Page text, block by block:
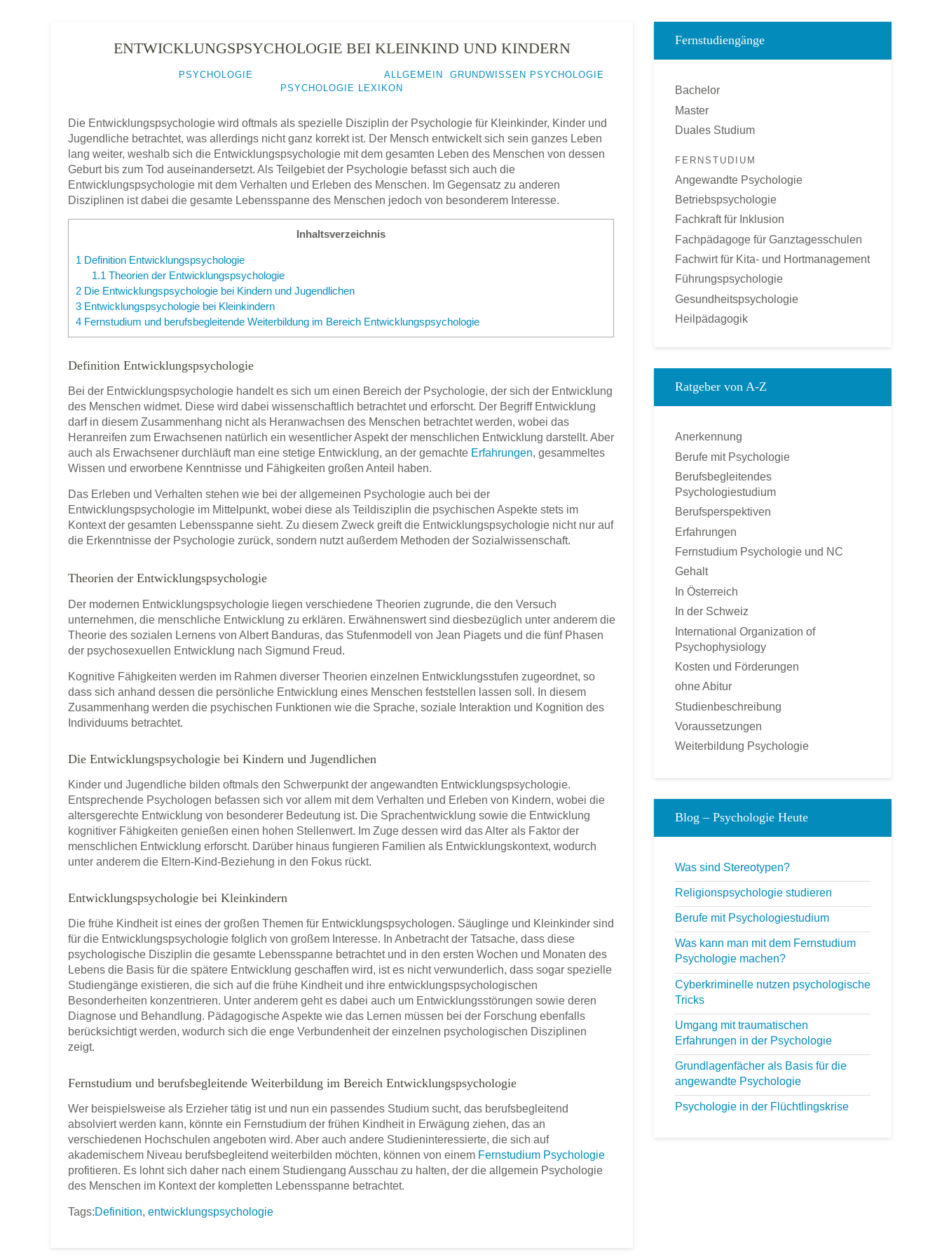
ENTWICKLUNGSPSYCHOLOGIE BEI KLEINKIND UND KINDERN
PSYCHOLOGIE ALLGEMEIN GRUNDWISSEN PSYCHOLOGIE
PSYCHOLOGIE LEXIKON
Die Entwicklungspsychologie wird oftmals als spezielle Disziplin der Psychologie für Kleinkinder, Kinder und
Jugendliche betrachtet, was allerdings nicht ganz korrekt ist. Der Mensch entwickelt sich sein ganzes Leben
lang weiter, weshalb sich die Entwicklungspsychologie mit dem gesamten Leben des Menschen von dessen
Geburt bis zum Tod auseinandersetzt. Als Teilgebiet der Psychologie befasst sich auch die
Entwicklungspsychologie mit dem Verhalten und Erleben des Menschen. Im Gegensatz zu anderen
Disziplinen ist dabei die gesamte Lebensspanne des Menschen jedoch von besonderem Interesse.
Inhaltsverzeichnis
1 Definition Entwicklungspsychologie
1.1 Theorien der Entwicklungspsychologie
2 Die Entwicklungspsychologie bei Kindern und Jugendlichen
3 Entwicklungspsychologie bei Kleinkindern
4 Fernstudium und berufsbegleitende Weiterbildung im Bereich Entwicklungspsychologie
Definition Entwicklungspsychologie
Bei der Entwicklungspsychologie handelt es sich um einen Bereich der Psychologie, der sich der Entwicklung
des Menschen widmet. Diese wird dabei wissenschaftlich betrachtet und erforscht. Der Begriff Entwicklung
darf in diesem Zusammenhang nicht als Heranwachsen des Menschen betrachtet werden, wobei das
Heranreifen zum Erwachsenen natürlich ein wesentlicher Aspekt der menschlichen Entwicklung darstellt. Aber
auch als Erwachsener durchläuft man eine stetige Entwicklung, an der gemachte Erfahrungen, gesammeltes
Wissen und erworbene Kenntnisse und Fähigkeiten großen Anteil haben.
Das Erleben und Verhalten stehen wie bei der allgemeinen Psychologie auch bei der
Entwicklungspsychologie im Mittelpunkt, wobei diese als Teildisziplin die psychischen Aspekte stets im
Kontext der gesamten Lebensspanne sieht. Zu diesem Zweck greift die Entwicklungspsychologie nicht nur auf
die Erkenntnisse der Psychologie zurück, sondern nutzt außerdem Methoden der Sozialwissenschaft.
Theorien der Entwicklungspsychologie
Der modernen Entwicklungspsychologie liegen verschiedene Theorien zugrunde, die den Versuch
unternehmen, die menschliche Entwicklung zu erklären. Erwähnenswert sind diesbezüglich unter anderem die
Theorie des sozialen Lernens von Albert Banduras, das Stufenmodell von Jean Piagets und die fünf Phasen
der psychosexuellen Entwicklung nach Sigmund Freud.
Kognitive Fähigkeiten werden im Rahmen diverser Theorien einzelnen Entwicklungsstufen zugeordnet, so
dass sich anhand dessen die persönliche Entwicklung eines Menschen feststellen lassen soll. In diesem
Zusammenhang werden die psychischen Funktionen wie die Sprache, soziale Interaktion und Kognition des
Individuums betrachtet.
Die Entwicklungspsychologie bei Kindern und Jugendlichen
Kinder und Jugendliche bilden oftmals den Schwerpunkt der angewandten Entwicklungspsychologie.
Entsprechende Psychologen befassen sich vor allem mit dem Verhalten und Erleben von Kindern, wobei die
altersgerechte Entwicklung von besonderer Bedeutung ist. Die Sprachentwicklung sowie die Entwicklung
kognitiver Fähigkeiten genießen einen hohen Stellenwert. Im Zuge dessen wird das Alter als Faktor der
menschlichen Entwicklung erforscht. Darüber hinaus fungieren Familien als Entwicklungskontext, wodurch
unter anderem die Eltern-Kind-Beziehung in den Fokus rückt.
Entwicklungspsychologie bei Kleinkindern
Die frühe Kindheit ist eines der großen Themen für Entwicklungspsychologen. Säuglinge und Kleinkinder sind
für die Entwicklungspsychologie folglich von großem Interesse. In Anbetracht der Tatsache, dass diese
psychologische Disziplin die gesamte Lebensspanne betrachtet und in den ersten Wochen und Monaten des
Lebens die Basis für die spätere Entwicklung geschaffen wird, ist es nicht verwunderlich, dass sogar spezielle
Studiengänge existieren, die sich auf die frühe Kindheit und ihre entwicklungspsychologischen
Besonderheiten konzentrieren. Unter anderem geht es dabei auch um Entwicklungsstörungen sowie deren
Diagnose und Behandlung. Pädagogische Aspekte wie das Lernen müssen bei der Forschung ebenfalls
berücksichtigt werden, wodurch sich die enge Verbundenheit der einzelnen psychologischen Disziplinen
zeigt.
Fernstudium und berufsbegleitende Weiterbildung im Bereich Entwicklungspsychologie
Wer beispielsweise als Erzieher tätig ist und nun ein passendes Studium sucht, das berufsbegleitend
absolviert werden kann, könnte ein Fernstudium der frühen Kindheit in Erwägung ziehen, das an
verschiedenen Hochschulen angeboten wird. Aber auch andere Studieninteressierte, die sich auf
akademischem Niveau berufsbegleitend weiterbilden möchten, können von einem Fernstudium Psychologie
profitieren. Es lohnt sich daher nach einem Studiengang Ausschau zu halten, der die allgemein Psychologie
des Menschen im Kontext der kompletten Lebensspanne betrachtet.
Tags:Definition, entwicklungspsychologie
Fernstudiengänge
Bachelor
Master
Duales Studium
FERNSTUDIUM
Angewandte Psychologie
Betriebspsychologie
Fachkraft für Inklusion
Fachpädagoge für Ganztagesschulen
Fachwirt für Kita- und Hortmanagement
Führungspsychologie
Gesundheitspsychologie
Heilpädagogik
Ökonomische Psychologie
Pädagogische Psychologie
Personal und Business Coach
Praktische Psychologie
Psychologie
Psychologischer Berater
Psychotherapie – Heilpraktiker
Rechtspsychologie
Sozialpsychologie
Soziologie
Sportpsychologie
Angst- und Stressbewältigung
Konfliktmanagement
Lerncoach
Mediation
Mentaltrainer
NLP Ausbildung
Palliativbegleiter
Persönlichkeitstraining
Stressmanagement
Suchtberatung
Ratgeber von A-Z
Anerkennung
Berufe mit Psychologie
Berufsbegleitendes
Psychologiestudium
Berufsperspektiven
Erfahrungen
Fernstudium Psychologie und NC
Gehalt
In Österreich
In der Schweiz
International Organization of
Psychophysiology
Kosten und Förderungen
ohne Abitur
Studienbeschreibung
Voraussetzungen
Weiterbildung Psychologie
Blog – Psychologie Heute
Was sind Stereotypen?
Religionspsychologie studieren
Berufe mit Psychologiestudium
Was kann man mit dem Fernstudium
Psychologie machen?
Cyberkriminelle nutzen psychologische
Tricks
Umgang mit traumatischen
Erfahrungen in der Psychologie
Grundlagenfächer als Basis für die
angewandte Psychologie
Psychologie in der Flüchtlingskrise